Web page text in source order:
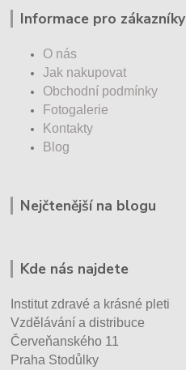
Informace pro zákazníky
O nás
Jak nakupovat
Obchodní podmínky
Fotogalerie
Kontakty
Blog
Nejčtenější na blogu
Kde nás najdete
Institut zdravé a krásné pleti
Vzdělávání a distribuce
Červeňanského 11
Praha Stodůlky